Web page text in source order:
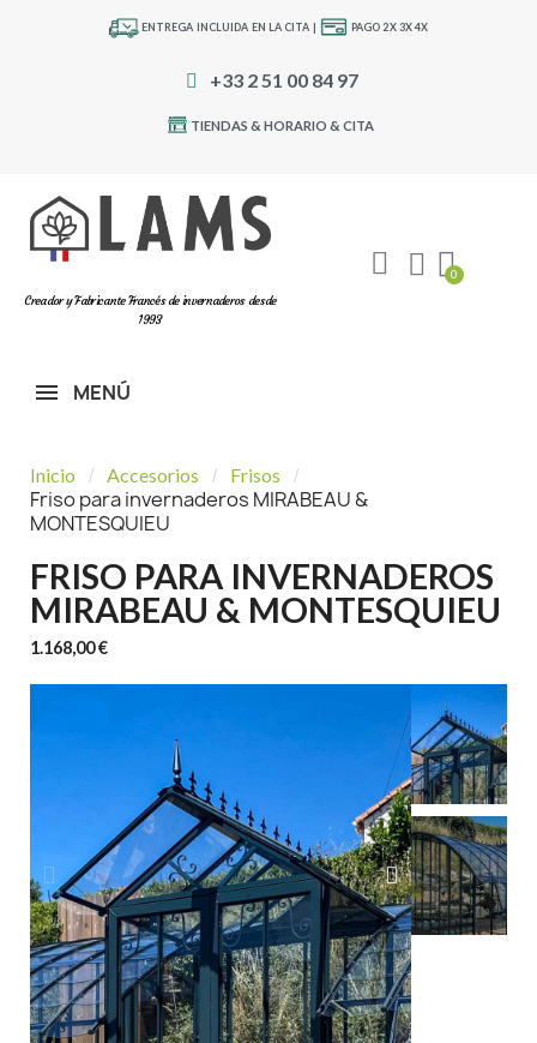
ENTREGA INCLUIDA EN LA CITA | PAGO 2X 3X 4X
+33 2 51 00 84 97
TIENDAS & HORARIO & CITA
Creador y Fabricante Francés de invernaderos desde
1993
MENÚ
Inicio Accesorios Frisos
Friso para invernaderos MIRABEAU &
MONTESQUIEU
FRISO PARA INVERNADEROS
MIRABEAU & MONTESQUIEU
1.168,00 €